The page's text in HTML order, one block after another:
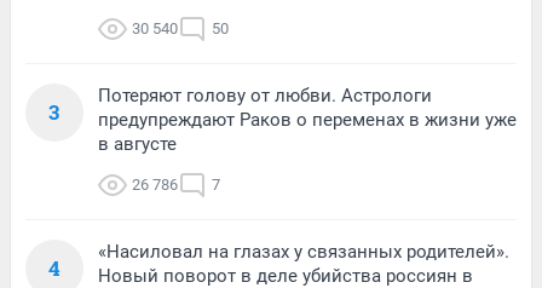
30 540 50
3
Потеряют голову от любви. Астрологи
предупреждают Раков о переменах в жизни уже
в августе
26 786 7
4
«Насиловал на глазах у связанных родителей».
Новый поворот в деле убийства россиян в